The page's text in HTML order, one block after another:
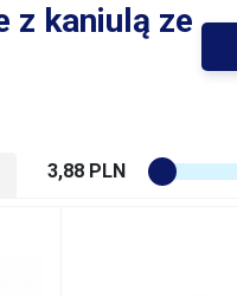
z kaniulą ze
3,88 PLN